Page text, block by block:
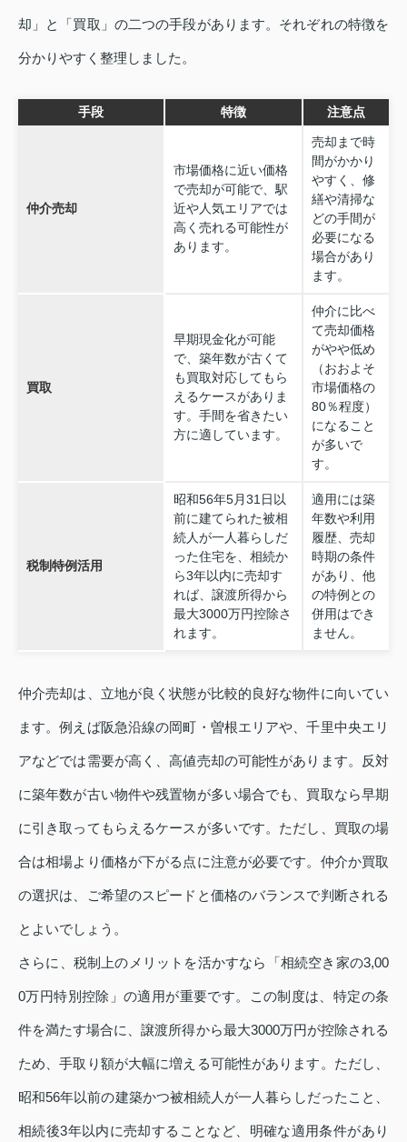
却」と「買取」の二つの手段があります。それぞれの特徴を
分かりやすく整理しました。
手段 特徴 注意点
仲介売却
市場価格に近い価格
で売却が可能で、駅
近や人気エリアでは
高く売れる可能性が
あります。
売却まで時
間がかかり
やすく、修
繕や清掃な
どの手間が
必要になる
場合があり
ます。
買取
早期現金化が可能
で、築年数が古くて
も買取対応してもら
えるケースがありま
す。手間を省きたい
方に適しています。
仲介に比べ
て売却価格
がやや低め
（おおよそ
市場価格の
80％程度）
になること
が多いで
す。
税制特例活用
昭和56年5月31日以
前に建てられた被相
続人が一人暮らしだ
った住宅を、相続か
ら3年以内に売却す
れば、譲渡所得から
最大3000万円控除さ
れます。
適用には築
年数や利用
履歴、売却
時期の条件
があり、他
の特例との
併用はでき
ません。
仲介売却は、立地が良く状態が比較的良好な物件に向いてい
ます。例えば阪急沿線の岡町・曽根エリアや、千里中央エリ
アなどでは需要が高く、高値売却の可能性があります。反対
に築年数が古い物件や残置物が多い場合でも、買取なら早期
に引き取ってもらえるケースが多いです。ただし、買取の場
合は相場より価格が下がる点に注意が必要です。仲介か買取
の選択は、ご希望のスピードと価格のバランスで判断される
とよいでしょう。
さらに、税制上のメリットを活かすなら「相続空き家の3,00
0万円特別控除」の適用が重要です。この制度は、特定の条
件を満たす場合に、譲渡所得から最大3000万円が控除される
ため、手取り額が大幅に増える可能性があります。ただし、
昭和56年以前の建築かつ被相続人が一人暮らしだったこと、
相続後3年以内に売却することなど、明確な適用条件があり